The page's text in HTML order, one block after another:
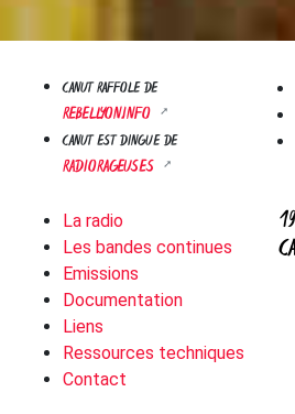
CANUT RAFFOLE DE
REBELLYON.INFO
CANUT EST DINGUE DE
RADIORAGEUSES
La radio
Les bandes continues
Emissions
Documentation
Liens
Ressources techniques
Contact